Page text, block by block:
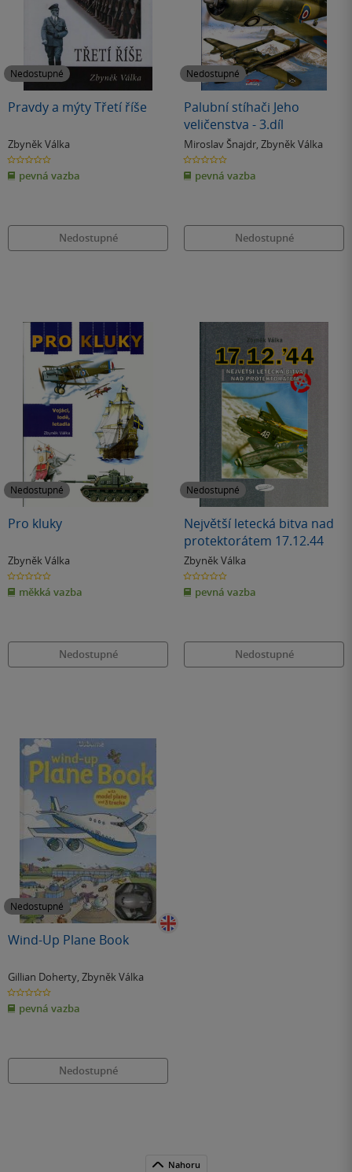
Nedostupné
Pravdy a mýty Třetí říše
Zbyněk Válka
0.0
z
5
hvězdiček
pevná vazba
Nedostupné
Nedostupné
Palubní stíhači Jeho
veličenstva - 3.díl
Miroslav Šnajdr, Zbyněk Válka
0.0
z
5
hvězdiček
pevná vazba
Nedostupné
Nedostupné
Pro kluky
Zbyněk Válka
0.0
z
5
hvězdiček
měkká vazba
Nedostupné
Nedostupné
Největší letecká bitva nad
protektorátem 17.12.44
Zbyněk Válka
0.0
z
5
hvězdiček
pevná vazba
Nedostupné
Nedostupné
Wind-Up Plane Book
Gillian Doherty, Zbyněk Válka
0.0
z
5
hvězdiček
pevná vazba
Nedostupné
Nahoru